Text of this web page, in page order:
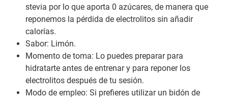
stevia por lo que aporta 0 azúcares, de manera que
reponemos la pérdida de electrolitos sin añadir
calorías.
Sabor: Limón.
Momento de toma: Lo puedes preparar para
hidratarte antes de entrenar y para reponer los
electrolitos después de tu sesión.
Modo de empleo: Si prefieres utilizar un bidón de